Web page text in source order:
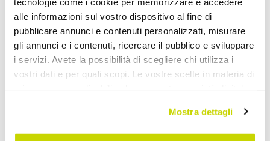
alle informazioni sul vostro dispositivo al fine di
pubblicare annunci e contenuti personalizzati, misurare
gli annunci e i contenuti, ricercare il pubblico e sviluppare
i servizi. Avete la possibilità di scegliere chi utilizza i
vostri dati e per quali scopi. Le vostre scelte in materia di
modificare o revocare il proprio consenso in qualsiasi
momento dalla Dichiarazione sui cookie o facendo clic
Mostra dettagli